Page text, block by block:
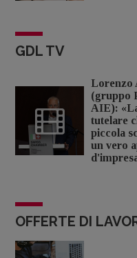
GDL TV
Lorenzo
(gruppo
AIE):
tutelare
piccola
un vero
OFFERTE DI